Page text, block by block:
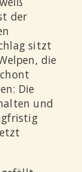
der
sitzt
die
Die
und